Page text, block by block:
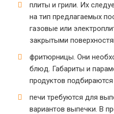
плиты и грили. Их
на тип предлагаемых
газовые или
закрытыми
фритюрницы. Они
блюд. Габариты и
продуктов
печи требуются для
вариантов выпечки. В